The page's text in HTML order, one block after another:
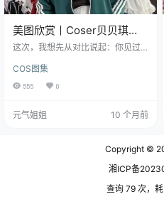
美图欣赏丨Coser贝贝琪
Becky:NO.043-烟烟女仆
这次，我想先从对比说起：你见过
戴发箍，端着托盘笑眯眯的，像动
画里蹦出来的服务生。 图集已更45
期，持续更新中▼▼▼ 这次贝贝琪B
完全不一样，它不是甜腻的卡哇
候人，而是在勾着你走近点看。69
M，每一张都像在雾里藏着小秘密。
COS图集
555 0
元气姐姐 10 个月前
Copyright ©
湘ICP备
查询 79 次，